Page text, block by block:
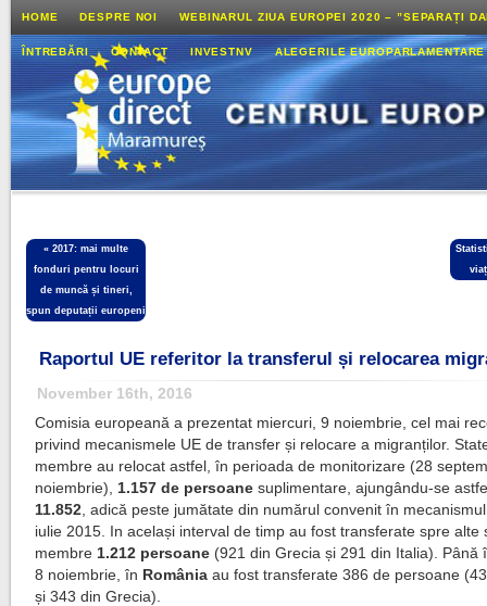
HOME DESPRE NOI WEBINARUL ZIUA EUROPEI 2020 – ”SEPARAȚI
ÎNTREBĂRI CONTACT INVESTNV ALEGERILE
«2017: mai multe
fonduri pentru locuri
de muncă și tineri,
spun deputații europeni
Raportul UE referitor la transferul și relocarea
November 16th, 2016
Comisia europeană a prezentat miercuri, 9 noiembrie, cel mai
privind mecanismele UE de transfer și relocare a migranților.
membre au relocat astfel, în perioada de monitorizare (28
noiembrie), 1.157 de persoanesuplimentare, ajungându-se
11.852 , adică peste jumătate din numărul convenit în
iulie 2015. In același interval de timp au fost transferate spre alte
membre 1.212 persoane (921 din Grecia și 291 din Italia). Până
8 noiembrie, în România au fost transferate 386 de persoane
și 343 din Grecia).